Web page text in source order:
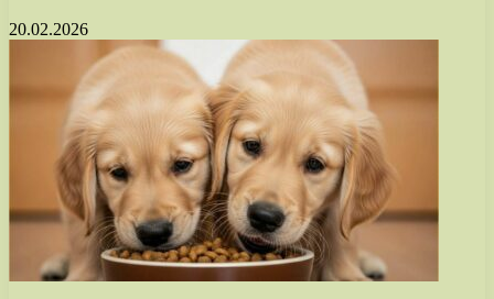
20.02.2026